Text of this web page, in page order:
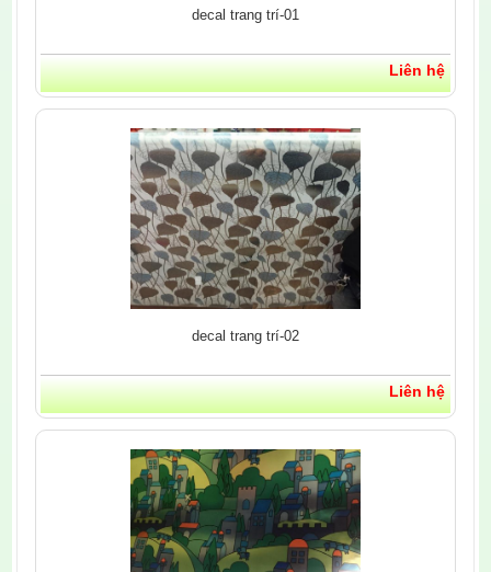
decal trang trí-01
Liên hệ
decal trang trí-02
Liên hệ